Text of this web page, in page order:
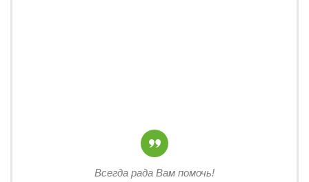
Всегда рада Вам помочь!